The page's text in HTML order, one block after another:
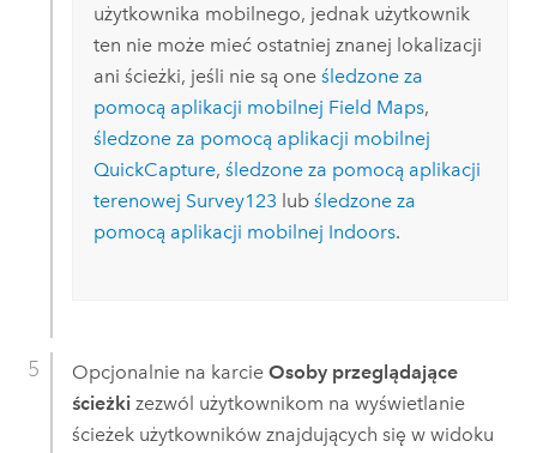
użytkownika mobilnego, jednak użytkownik
ten nie może mieć ostatniej znanej lokalizacji
ani ścieżki, jeśli nie są one śledzone za
pomocą aplikacji mobilnej Field Maps,
śledzone za pomocą aplikacji mobilnej
QuickCapture, śledzone za pomocą aplikacji
terenowej Survey123 lub śledzone za
pomocą aplikacji mobilnej Indoors.
Opcjonalnie na karcie Osoby przeglądające
ścieżkizezwól użytkownikom na wyświetlanie
ścieżek użytkowników znajdujących się w widoku